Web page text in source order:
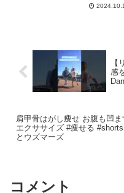
感
肩甲骨はがし痩せ お腹も凹ま
エクササイズ #痩せる
とウズマーズ
コメント